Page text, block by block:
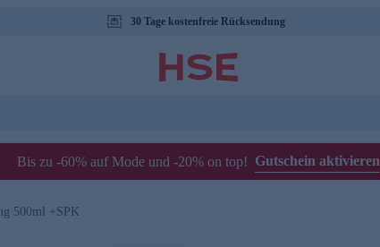
30 Tage kostenfreie Rücksendung
Bis zu -60% auf Mode und -20% on top! Gutschein aktivieren
500ml +SPK